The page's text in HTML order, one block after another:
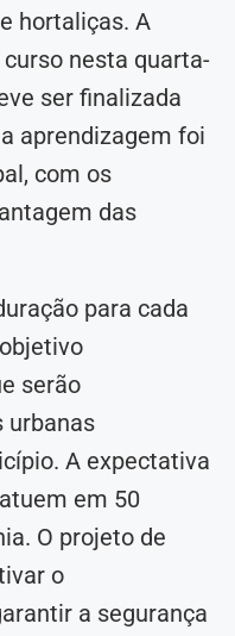
hortaliças. A
nesta quarta-
ser finalizada
aprendizagem foi
com os
das
para cada
serão
urbanas
A expectativa
em 50
O projeto de
o
a segurança